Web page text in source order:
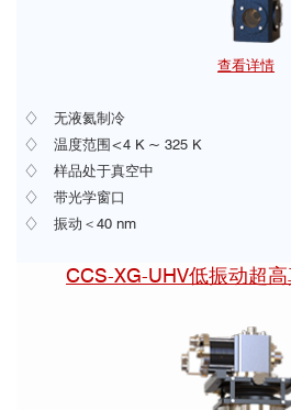
查看详情
♢ 无液氦制冷
♢ 温度范围<4 K ~ 325 K
♢ 样品处于真空中
♢ 带光学窗口
♢ 振动＜40 nm
CCS-XG-UHV低振动超